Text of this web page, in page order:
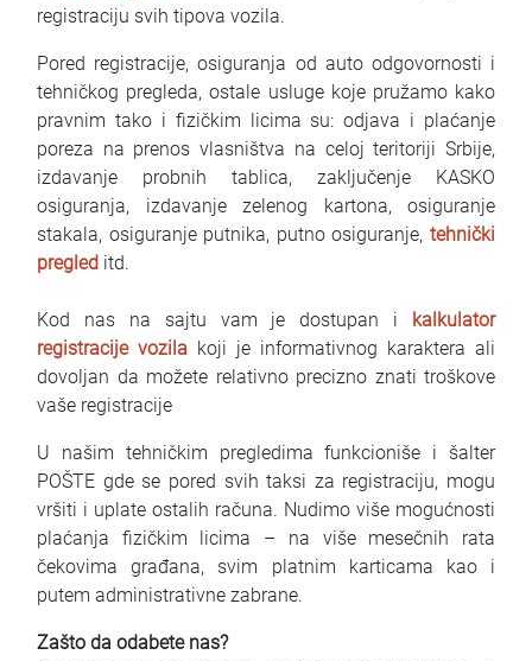
MАКЕДОНСКИ
ENGLISH
DEUTSCH
registraciju svih tipova vozila.
Pored registracije, osiguranja od auto odgovornosti i
tehničkog pregleda, ostale usluge koje pružamo kako
pravnim tako i fizičkim licima su: odjava i plaćanje
poreza na prenos vlasništva na celoj teritoriji Srbije,
izdavanje probnih tablica, zaključenje KASKO
osiguranja, izdavanje zelenog kartona, osiguranje
stakala, osiguranje putnika, putno osiguranje, tehnički
pregled itd.
Kod nas na sajtu vam je dostupan i kalkulator
registracije vozila koji je informativnog karaktera ali
dovoljan da možete relativno precizno znati troškove
vaše registracije
U našim tehničkim pregledima funkcioniše i šalter
POŠTE gde se pored svih taksi za registraciju, mogu
vršiti i uplate ostalih računa. Nudimo više mogućnosti
plaćanja fizičkim licima – na više mesečnih rata
čekovima građana, svim platnim karticama kao i
putem administrativne zabrane.
Zašto da odabete nas?